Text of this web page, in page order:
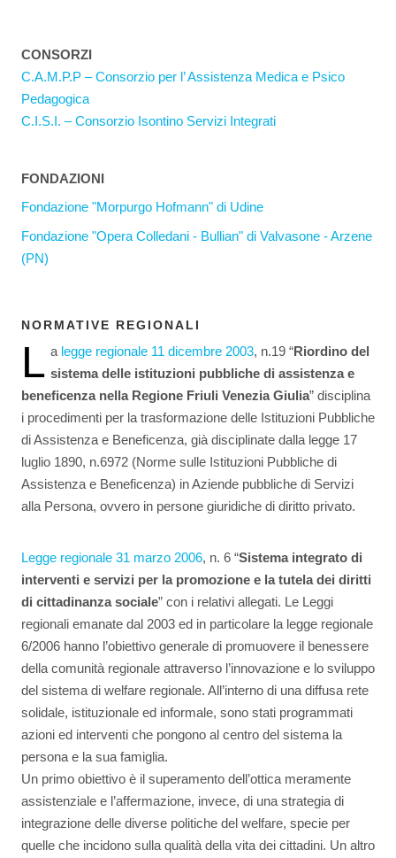
CONSORZI
C.A.M.P.P – Consorzio per l’ Assistenza Medica e Psico
Pedagogica
C.I.S.I. – Consorzio Isontino Servizi Integrati
FONDAZIONI
Fondazione "Morpurgo Hofmann" di Udine
Fondazione "Opera Colledani - Bullian" di Valvasone - Arzene
(PN)
NORMATIVE REGIONALI
L a legge regionale 11 dicembre 2003, n.19 “Riordino del
sistema delle istituzioni pubbliche di assistenza e
beneficenza nella Regione Friuli Venezia Giulia” disciplina
i procedimenti per la trasformazione delle Istituzioni Pubbliche
di Assistenza e Beneficenza, già disciplinate dalla legge 17
luglio 1890, n.6972 (Norme sulle Istituzioni Pubbliche di
Assistenza e Beneficenza) in Aziende pubbliche di Servizi
alla Persona, ovvero in persone giuridiche di diritto privato.
Legge regionale 31 marzo 2006, n. 6 “Sistema integrato di
interventi e servizi per la promozione e la tutela dei diritti
di cittadinanza sociale” con i relativi allegati. Le Leggi
regionali emanate dal 2003 ed in particolare la legge regionale
6/2006 hanno l’obiettivo generale di promuovere il benessere
della comunità regionale attraverso l’innovazione e lo sviluppo
del sistema di welfare regionale. All’interno di una diffusa rete
solidale, istituzionale ed informale, sono stati programmati
azioni ed interventi che pongono al centro del sistema la
persona e la sua famiglia.
Un primo obiettivo è il superamento dell’ottica meramente
assistenziale e l’affermazione, invece, di una strategia di
integrazione delle diverse politiche del welfare, specie per
quelle che incidono sulla qualità della vita dei cittadini. Un altro